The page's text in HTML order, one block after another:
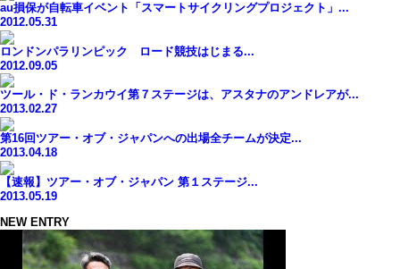
au損保が自転車イベント「スマートサイクリングプロジェクト」...
2012.05.31
ロンドンパラリンピック ロード競技はじまる...
2012.09.05
ツール・ド・ランカウイ第７ステージは、アスタナのアンドレアが...
2013.02.27
第16回ツアー・オブ・ジャパンへの出場全チームが決定...
2013.04.18
【速報】ツアー・オブ・ジャパン 第１ステージ...
2013.05.19
NEW ENTRY